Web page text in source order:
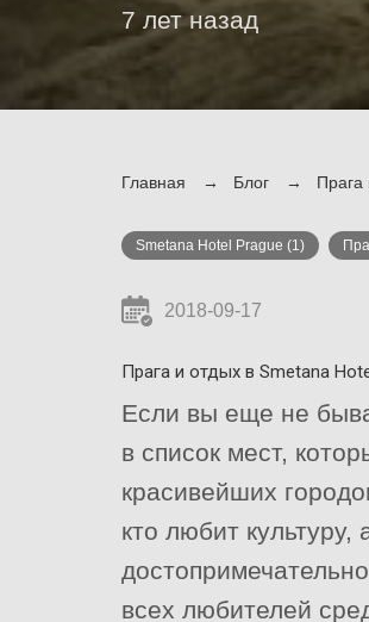
7 лет назад
Главная Блог Прага
Smetana Hotel Prague (1)
2018-09-17
Прага и отдых в Smetana
Если вы еще не
в список мест,
красивейших
кто любит культуру,
всех любителей